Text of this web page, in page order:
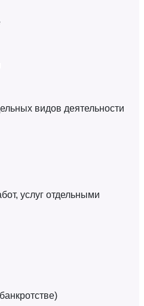
видов деятельности
услуг отдельными